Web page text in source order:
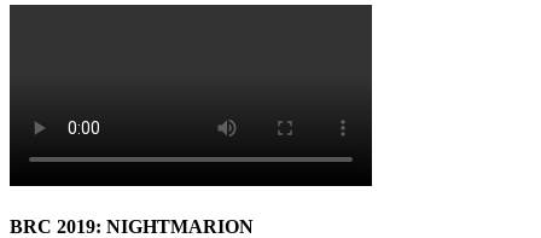
BRC 2019: NIGHTMARION